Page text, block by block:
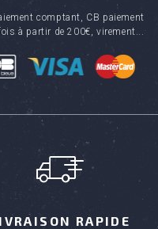
comptant, CB paiement
à partir de 200€, virement...
RAPIDE